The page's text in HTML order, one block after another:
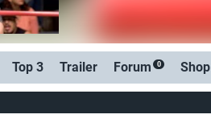
Top 3 Trailer Forum 0 Shop